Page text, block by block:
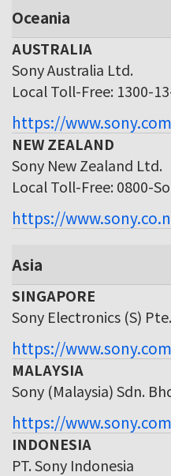
Oceania
AUSTRALIA
Sony Australia Ltd.
Local Toll-Free: 1300-
https://
NEW ZEALAND
Sony New Zealand Ltd.
Local Toll-Free: 0800-
https://
Asia
SINGAPORE
Sony Electronics (S)
https://
MALAYSIA
Sony (Malaysia) Sdn.
https://
INDONESIA
PT. Sony Indonesia